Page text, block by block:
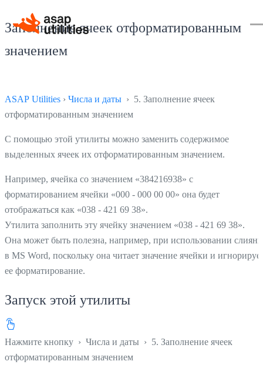
Заполнение ячеек отформатированным
значением
ASAP Utilities › Числа и даты › 5. Заполнение ячеек
отформатированным значением
С помощью этой утилиты можно заменить содержимое
выделенных ячеек их отформатированным значением.
Например, ячейка со значением «384216938» с
форматированием ячейки «000 - 000 00 00» она будет
отображаться как «038 - 421 69 38».
Утилита заполнить эту ячейку значением «038 - 421 69 38».
Она может быть полезна, например, при использовании
в MS Word, поскольку она читает значение ячейки и
ее форматирование.
Запуск этой утилиты
Нажмите кнопку › Числа и даты › 5. Заполнение ячеек
отформатированным значением